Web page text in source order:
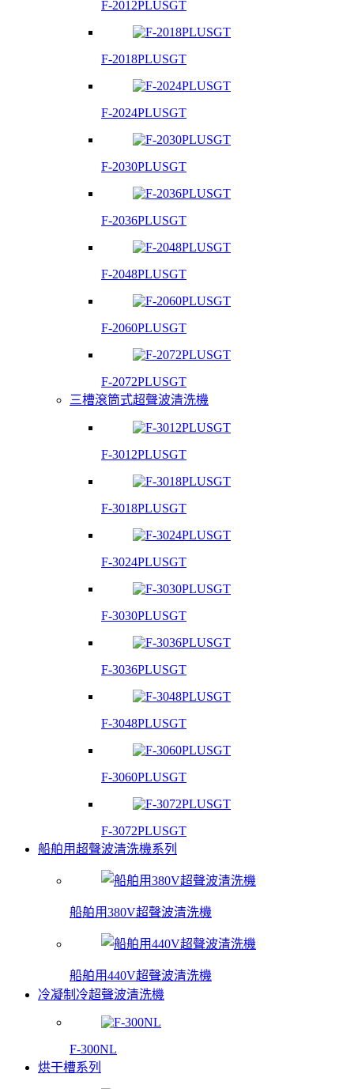
F-2012PLUSGT
F-2018PLUSGT
F-2024PLUSGT
F-2030PLUSGT
F-2036PLUSGT
F-2048PLUSGT
F-2060PLUSGT
F-2072PLUSGT
三槽滾筒式超聲波清洗機
F-3012PLUSGT
F-3018PLUSGT
F-3024PLUSGT
F-3030PLUSGT
F-3036PLUSGT
F-3048PLUSGT
F-3060PLUSGT
F-3072PLUSGT
船舶用超聲波清洗機系列
船舶用380V超聲波清洗機
船舶用440V超聲波清洗機
冷凝制冷超聲波清洗機
F-300NL
烘干槽系列